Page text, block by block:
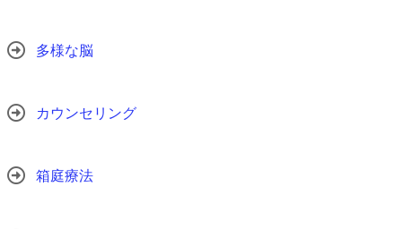
多様な脳
カウンセリング
箱庭療法